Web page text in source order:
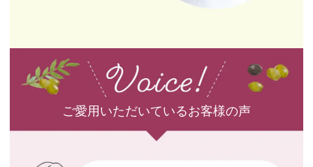
ご愛用いただいているお客様の声